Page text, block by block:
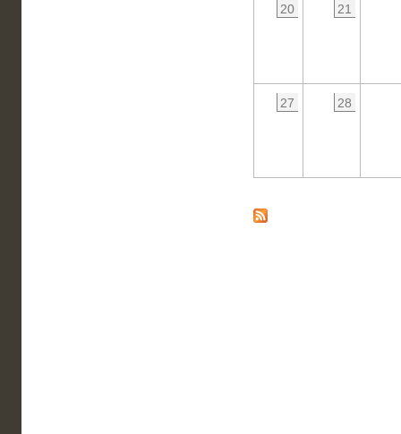
20 21
27 28